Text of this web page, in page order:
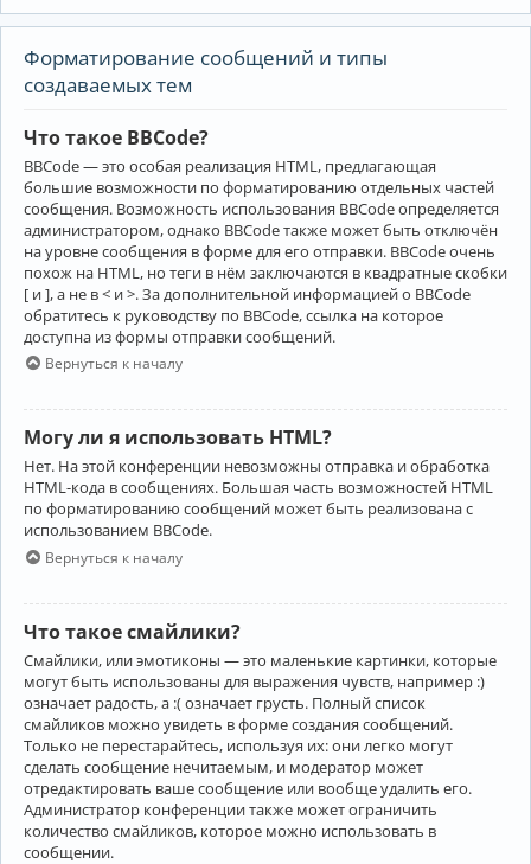
Форматирование сообщений и типы
создаваемых тем
Что такое BBCode?
BBCode — это особая реализация HTML, предлагающая
большие возможности по форматированию отдельных частей
сообщения. Возможность использования BBCode определяется
администратором, однако BBCode также может быть отключён
на уровне сообщения в форме для его отправки. BBCode очень
похож на HTML, но теги в нём заключаются в квадратные скобки
[ и ], а не в < и >. За дополнительной информацией о BBCode
обратитесь к руководству по BBCode, ссылка на которое
доступна из формы отправки сообщений.
Вернуться к началу
Могу ли я использовать HTML?
Нет. На этой конференции невозможны отправка и обработка
HTML-кода в сообщениях. Большая часть возможностей HTML
по форматированию сообщений может быть реализована с
использованием BBCode.
Вернуться к началу
Что такое смайлики?
Смайлики, или эмотиконы — это маленькие картинки, которые
могут быть использованы для выражения чувств, например :)
означает радость, а :( означает грусть. Полный список
смайликов можно увидеть в форме создания сообщений.
Только не перестарайтесь, используя их: они легко могут
сделать сообщение нечитаемым, и модератор может
отредактировать ваше сообщение или вообще удалить его.
Администратор конференции также может ограничить
количество смайликов, которое можно использовать в
сообщении.